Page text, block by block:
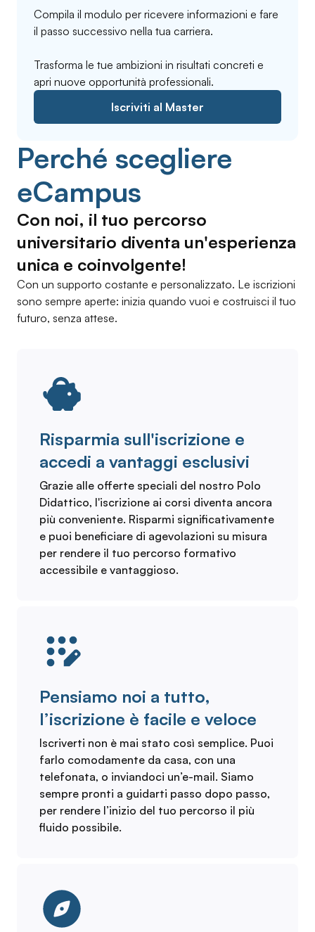
Compila il modulo per ricevere informazioni e fare
il passo successivo nella tua carriera.
Trasforma le tue ambizioni in risultati concreti e
apri nuove opportunità professionali.
Iscriviti al Master
Perché scegliere
eCampus
Con noi, il tuo percorso
universitario diventa un'esperienza
unica e coinvolgente!
Con un supporto costante e personalizzato. Le iscrizioni
sono sempre aperte: inizia quando vuoi e costruisci il tuo
futuro, senza attese.
Risparmia sull'iscrizione e
accedi a vantaggi esclusivi
Grazie alle offerte speciali del nostro Polo
Didattico, l'iscrizione ai corsi diventa ancora
più conveniente. Risparmi significativamente
e puoi beneficiare di agevolazioni su misura
per rendere il tuo percorso formativo
accessibile e vantaggioso.
Pensiamo noi a tutto,
l’iscrizione è facile e veloce
Iscriverti non è mai stato così semplice. Puoi
farlo comodamente da casa, con una
telefonata, o inviandoci un’e-mail. Siamo
sempre pronti a guidarti passo dopo passo,
per rendere l’inizio del tuo percorso il più
fluido possibile.